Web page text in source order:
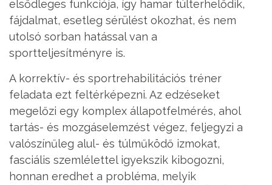
elsődleges funkciója, így hamar túlterhelődik,
fájdalmat, esetleg sérülést okozhat, és nem
utolsó sorban hatással van a
sportteljesítményre is.
A korrektív- és sportrehabilitációs tréner
feladata ezt feltérképezni. Az edzéseket
megelőzi egy komplex állapotfelmérés, ahol
tartás- és mozgáselemzést végez, feljegyzi a
valószínűleg alul- és túlműködő izmokat,
fasciális szemlélettel igyekszik kibogozni,
honnan eredhet a probléma, melyik